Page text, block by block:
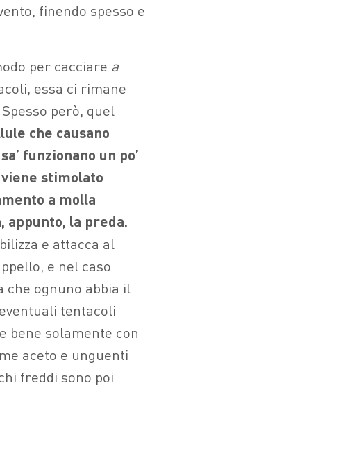
finendo spesso e
per cacciare a
essa ci rimane
però, quel
che causano
funzionano un po’
stimolato
a molla
appunto, la preda.
e attacca al
e nel caso
ognuno abbia il
tentacoli
bene solamente con
aceto e unguenti
freddi sono poi